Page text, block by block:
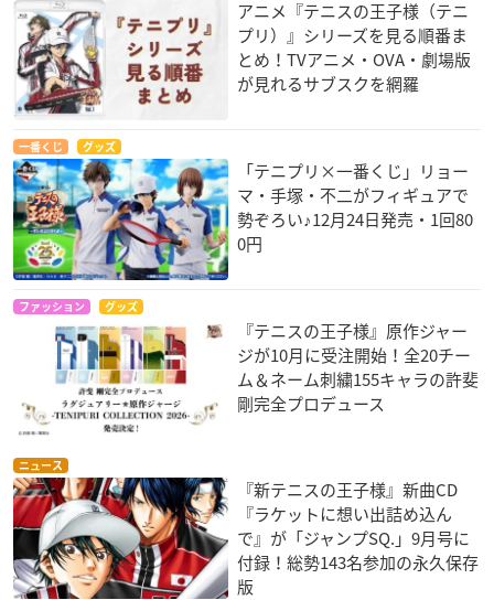
アニメ『テニスの王子様（テニ
プリ）』シリーズを見る順番ま
とめ！TVアニメ・OVA・劇場版
が見れるサブスクを網羅
一番くじ グッズ
「テニプリ×一番くじ」リョー
マ・手塚・不二がフィギュアで
勢ぞろい♪12月24日発売・1回80
0円
ファッション グッズ
『テニスの王子様』原作ジャー
ジが10月に受注開始！全20チー
ム＆ネーム刺繍155キャラの許斐
剛完全プロデュース
ニュース
『新テニスの王子様』新曲CD
『ラケットに想い出詰め込ん
で』が「ジャンプSQ.」9月号に
付録！総勢143名参加の永久保存
版